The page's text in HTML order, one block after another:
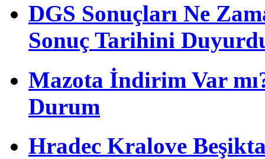
DGS Sonuçları Ne
Sonuç Tarihini
Mazota İndirim Var
Durum
Hradec Kralove